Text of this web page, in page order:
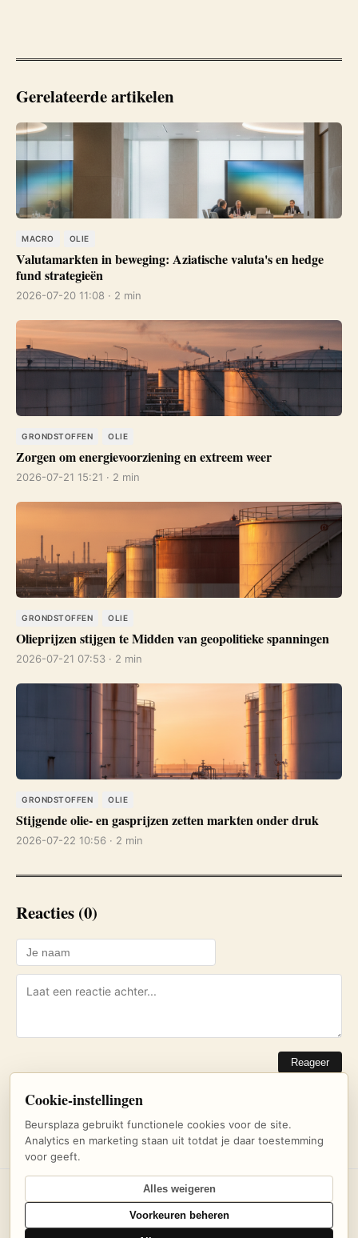
Gerelateerde artikelen
MACRO OLIE
Valutamarkten in beweging: Aziatische valuta's en hedge
fund strategieën
2026-07-20 11:08 · 2 min
GRONDSTOFFEN OLIE
Zorgen om energievoorziening en extreem weer
2026-07-21 15:21 · 2 min
GRONDSTOFFEN OLIE
Olieprijzen stijgen te Midden van geopolitieke spanningen
2026-07-21 07:53 · 2 min
GRONDSTOFFEN OLIE
Stijgende olie- en gasprijzen zetten markten onder druk
2026-07-22 10:56 · 2 min
Reacties (0)
Reageer
Nog geen reacties. Wees de eerste!
© 2026 Beursplaza — Dagelijks beursnieuws en inzichten voor
beleggers
Cookie-instellingen
Beursplaza gebruikt functionele cookies voor de site.
Analytics en marketing staan uit totdat je daar toestemming
voor geeft.
Alles weigeren
Voorkeuren beheren